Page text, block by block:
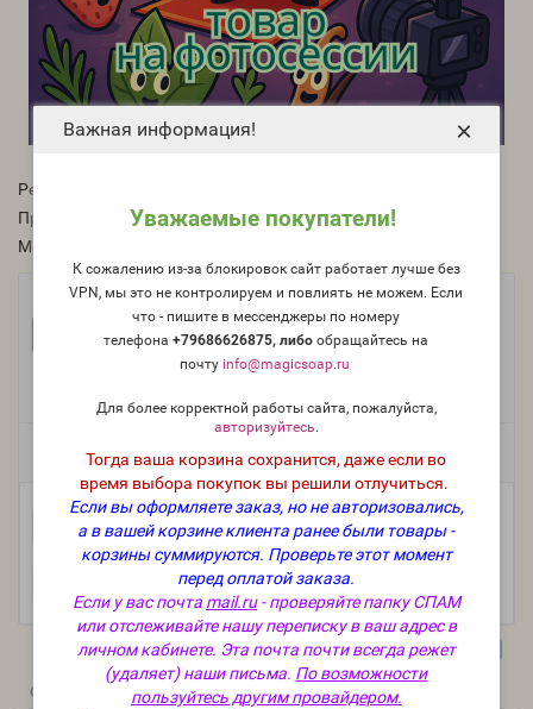
Важная информация!
Уважаемые покупатели!
К сожалению из-за блокировок сайт работает лучше без
VPN, мы это не контролируем и повлиять не можем. Если
что - пишите в мессенджеры по номеру
телефона+79686626875, либообращайтесь на
почту info@magicsoap.ru
Для более корректной работы сайта, пожалуйста,
авторизуйтесь.
Тогда ваша корзина сохранится, даже если во
время выбора покупок вы решили отлучиться.
Если вы оформляете заказ, но не авторизовались,
а в вашей корзине клиента ранее были товары -
корзины суммируются. Проверьте этот момент
перед оплатой заказа.
Если у вас почта mail.ru- проверяйте папку СПАМ
или отслеживайте нашу переписку в ваш адрес в
личном кабинете. Эта почта почти всегда режет
(удаляет) наши письма. По возможности
пользуйтесь другим провайдером.
×
Рейтинг:
Производитель:
Франция, Jean Claude
Модель:
Фасовка:
+1 461 руб. 50 г +803 руб. 25 г +442 руб.
Есть в наличии
+ В корзину
Описание Отзывы Вопрос - Ответ